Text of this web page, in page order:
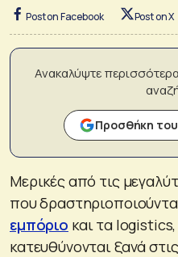
Post on Facebook Post on X
Ανακαλύψτε
Προσθήκη
Μερικές από τις
που
εμπόριο και τα
κατευθύνονται ξανά